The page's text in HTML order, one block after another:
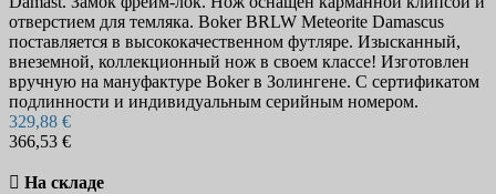
отверстием для темляка. Boker BRLW Meteorite Damascus
поставляется в высококачественном футляре. Изысканный,
внеземной, коллекционный нож в своем классе! Изготовлен
вручную на мануфактуре Boker в Золингене. С сертификатом
подлинности и индивидуальным серийным номером.
329,88 €
366,53 €
 На складе